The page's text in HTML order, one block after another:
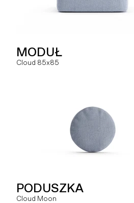
MODUŁ
Cloud 85x85
PODUSZKA
Cloud Moon
Hug You
Hug
MODUŁ
Slay MR
MODUŁ
Slay MRO